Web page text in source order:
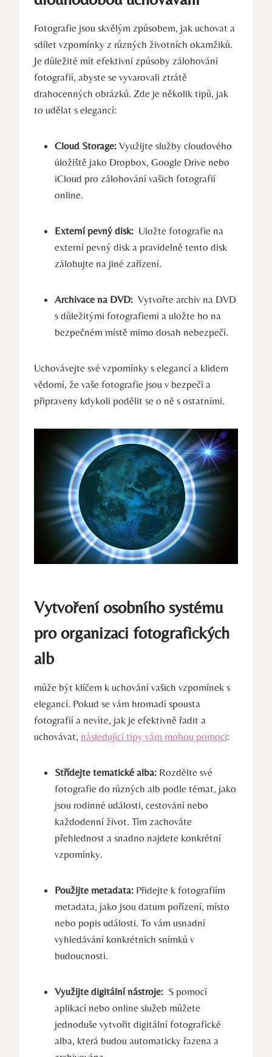
Fotografie jsou‍ skvělým způsobem, jak uchovat a
sdílet vzpomínky z ⁤různých životních⁣ okamžiků.
Je důležité mít efektivní způsoby zálohování
fotografií, abyste⁤ se vyvarovali ztrátě
drahocenných obrázků. ⁢Zde​ je několik tipů, jak
to udělat s elegancí:
Cloud Storage: ⁣Využijte ⁤služby cloudového
úložiště jako​ Dropbox, Google Drive nebo
iCloud​ pro zálohování vašich ⁣fotografií
online.
Externí‍ pevný ⁣disk: ‍ Uložte fotografie na‍
externí ⁢pevný disk a pravidelně tento disk
zálohujte​ na jiné ​zařízení.
Archivace na DVD: ⁤ Vytvořte ‍archiv na DVD
⁣s ⁣důležitými⁣ fotografiemi a uložte ⁣ho⁤ na
bezpečném místě mimo‌ dosah nebezpečí.
Uchovávejte‌ své vzpomínky s elegancí a klidem‌
vědomí, že vaše fotografie jsou v bezpečí ⁤a⁤
připraveny‍ kdykoli ⁣podělit se o ně s ostatními.
Vytvoření osobního systému
pro organizaci fotografických
alb
může ⁣být klíčem k ⁢uchování vašich vzpomínek s
elegancí. Pokud se⁣ vám hromadí spousta​
fotografií​ a nevíte, ⁢jak je ⁤efektivně řadit ⁢a⁢
uchovávat, následující tipy vám mohou pomoci:
Střídejte ‍tematické⁣ alba: Rozdělte⁣ své
fotografie do⁢ různých alb podle témat, jako
jsou rodinné ⁢události, cestování nebo
‍každodenní ⁢život. ​Tím⁣ zachováte
⁢přehlednost a snadno najdete konkrétní
vzpomínky.
Použijte metadata: Přidejte k fotografiím
metadata,‍ jako jsou datum pořízení,⁣ místo
nebo popis události. To vám usnadní⁣
vyhledávání konkrétních snímků⁤ v
budoucnosti.
Využijte⁣ digitální ​nástroje: ⁣ S pomocí‌
aplikací nebo online ⁢služeb můžete‍
jednoduše vytvořit digitální⁣ fotografické‍
alba, která budou automaticky řazena a